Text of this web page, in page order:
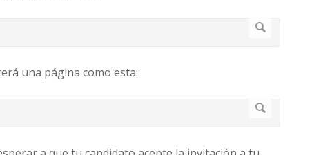
una página como esta: